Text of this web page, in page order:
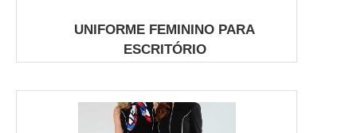
UNIFORME FEMININO PARA
ESCRITÓRIO